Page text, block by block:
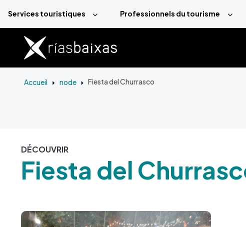
Services touristiques Professionnels du tourisme
Accueil node Fiesta del Churrasco
DÉCOUVRIR
Fiesta del
Image